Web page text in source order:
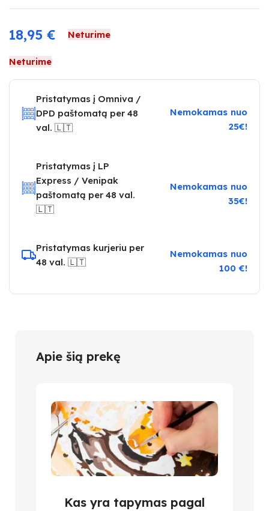
18,95 € Neturime
Neturime
Pristatymas į Omniva /
DPD paštomatą per 48
val. 🇱🇹
Nemokamas nuo
25€!
Pristatymas į LP
Express / Venipak
paštomatą per 48 val.
🇱🇹
Nemokamas nuo
35€!
Pristatymas kurjeriu per
48 val. 🇱🇹
Nemokamas nuo
100 €!
Apie šią prekę
Kas yra tapymas pagal